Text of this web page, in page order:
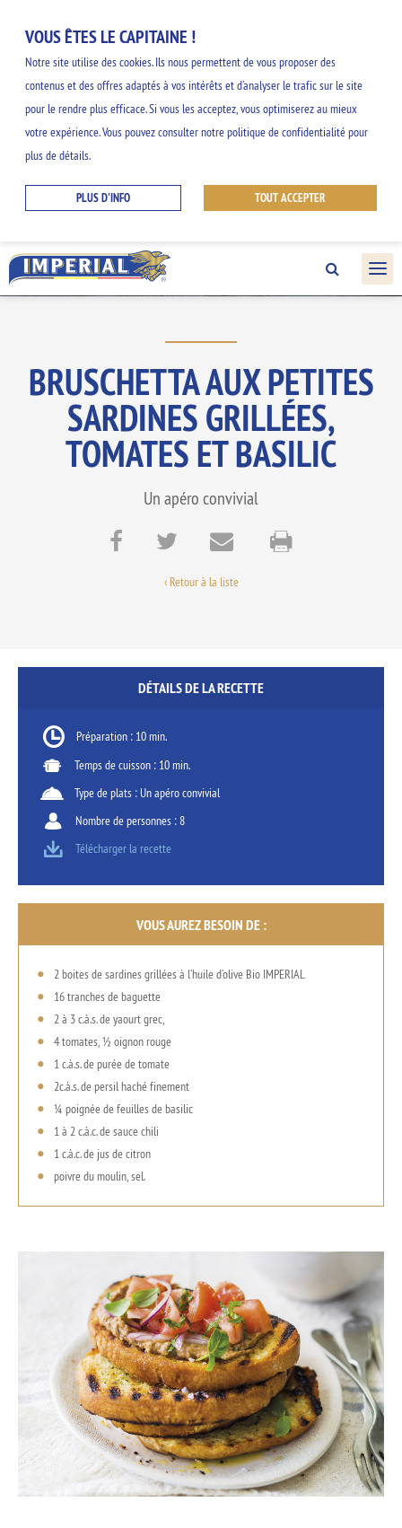
VOUS ÊTES LE CAPITAINE !
Notre site utilise des cookies. Ils nous permettent de vous proposer des
contenus et des offres adaptés à vos intérêts et d’analyser le trafic sur le site
pour le rendre plus efficace. Si vous les acceptez, vous optimiserez au mieux
votre expérience. Vous pouvez consulter notre politique de confidentialité pour
plus de détails.
PLUS D'INFO TOUT ACCEPTER
NOS INSPIRATIONS
Découvrez nos idées faciles et originales et
IMPERIAL.
BRUSCHETTA AUX PETITES
SARDINES GRILLÉES,
TOMATES ET BASILIC
Un apéro convivial
‹ Retour à la liste
DÉTAILS DE LA RECETTE
Préparation : 10 min.
Temps de cuisson : 10 min.
Type de plats : Un apéro convivial
Nombre de personnes : 8
Télécharger la recette
VOUS AUREZ BESOIN DE :
2 boites de sardines grillées à l’huile d’olive Bio IMPERIAL
16 tranches de baguette
2 à 3 c.à.s. de yaourt grec,
4 tomates, ½ oignon rouge
1 c.à.s. de purée de tomate
2c.à.s. de persil haché finement
¼ poignée de feuilles de basilic
1 à 2 c.à.c. de sauce chili
1 c.à.c. de jus de citron
poivre du moulin, sel.